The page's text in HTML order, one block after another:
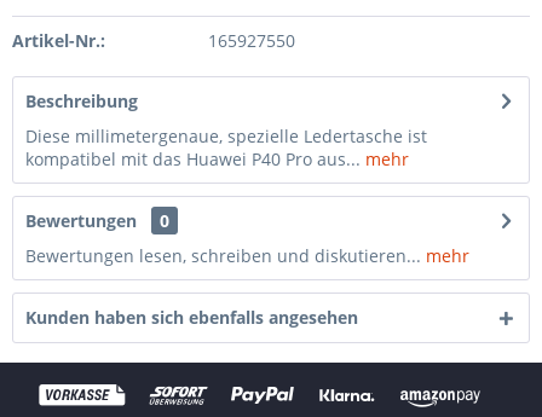
Artikel-Nr.: 165927550
Beschreibung
Diese millimetergenaue, spezielle Ledertasche ist
kompatibel mit das Huawei P40 Pro aus... mehr
Bewertungen
0
Bewertungen lesen, schreiben und diskutieren... mehr
Kunden haben sich ebenfalls angesehen